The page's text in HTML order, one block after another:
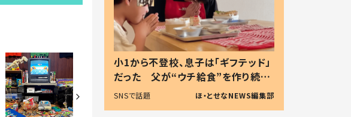
小1から不登校、息子は「ギフテッド」
だった 父が“ウチ給食”を作り続け
る理由とは #令和の親 #令和の子
SNSで話題 ほ・とせなNEWS編集部